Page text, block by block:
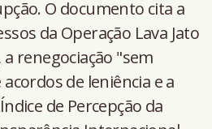
O documento cita a
da Operação Lava Jato
a renegociação "sem
de leniência e a
de Percepção da